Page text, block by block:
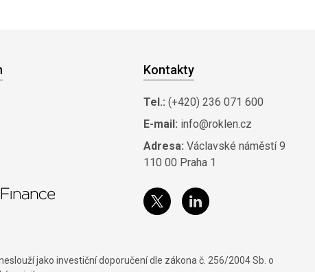
Kontakty
Tel.: (+420) 236 071 600
E-mail: info@roklen.cz
Adresa: Václavské náměstí 9
110 00 Praha 1
jako investiční doporučení dle zákona č. 256/2004 Sb. o